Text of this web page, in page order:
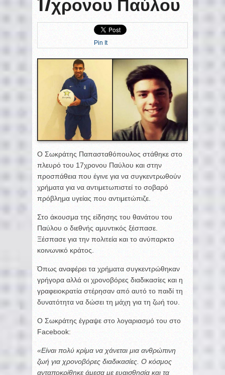
Pin It
Ο Σωκράτης Παπασταθόπουλος στάθηκε στο
πλευρό του 17χρονου Παύλου και στην
προσπάθεια που έγινε για να συγκεντρωθούν
χρήματα για να αντιμετωπιστεί το σοβαρό
πρόβλημα υγείας που αντιμετώπιζε.
Στο άκουσμα της είδησης του θανάτου του
Παύλου ο διεθνής αμυντικός ξέσπασε.
Ξέσπασε για την πολιτεία και το ανύπαρκτο
κοινωνικό κράτος.
Όπως αναφέρει τα χρήματα συγκεντρώθηκαν
γρήγορα αλλά οι χρονοβόρες διαδικασίες και η
γραφειοκρατία στέρησαν από αυτό το παιδί τη
δυνατότητα να δώσει τη μάχη για τη ζωή του.
O Σωκράτης έγραψε στο λογαριασμό του στο
Facebook:
«Είναι πολύ κρίμα να χάνεται μια ανθρώπινη
ζωή για χρονοβόρες διαδικασίες. Ο κόσμος
ανταποκρίθηκε άμεσα με ευαισθησία και τα